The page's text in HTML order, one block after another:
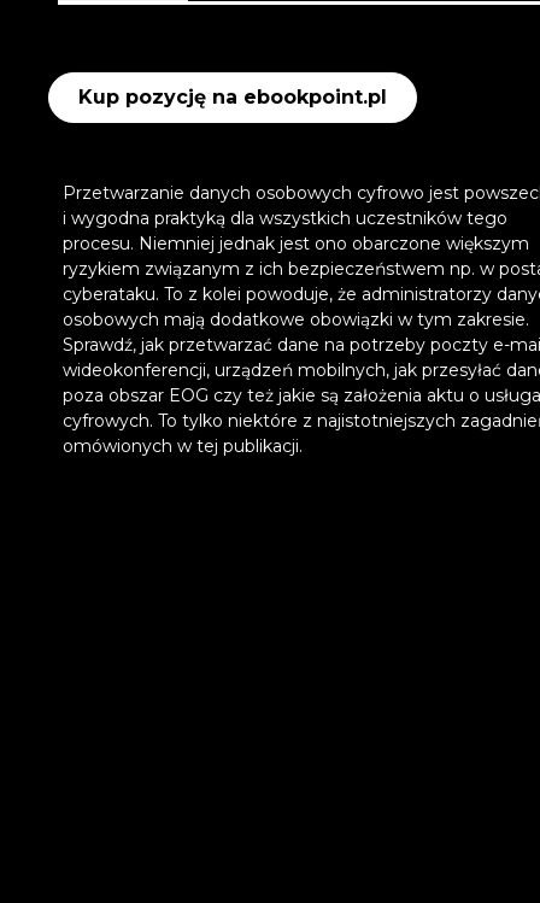
Kup pozycję na ebookpoint.pl
Przetwarzanie danych osobowych cyfrowo jest
i wygodna praktyką dla wszystkich uczestników tego
procesu. Niemniej jednak jest ono obarczone większym
ryzykiem związanym z ich bezpieczeństwem np. w
cyberataku. To z kolei powoduje, że administratorzy
osobowych mają dodatkowe obowiązki w tym zakresie.
Sprawdź, jak przetwarzać dane na potrzeby poczty e-
wideokonferencji, urządzeń mobilnych, jak przesyłać
poza obszar EOG czy też jakie są założenia aktu o
cyfrowych. To tylko niektóre z najistotniejszych
omówionych w tej publikacji.